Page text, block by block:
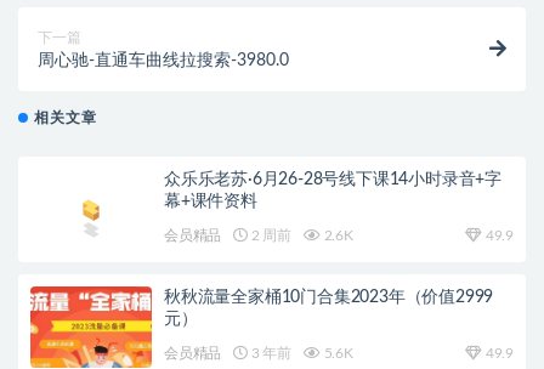
下一篇
周心驰-直通车曲线拉搜索-3980.0
相关文章
众乐乐老苏·6月26-28号线下课14小时录音+字
幕+课件资料
会员精品 2 周前 2.6K 49.9
秋秋流量全家桶10门合集2023年（价值2999
元）
会员精品 3 年前 5.6K 49.9